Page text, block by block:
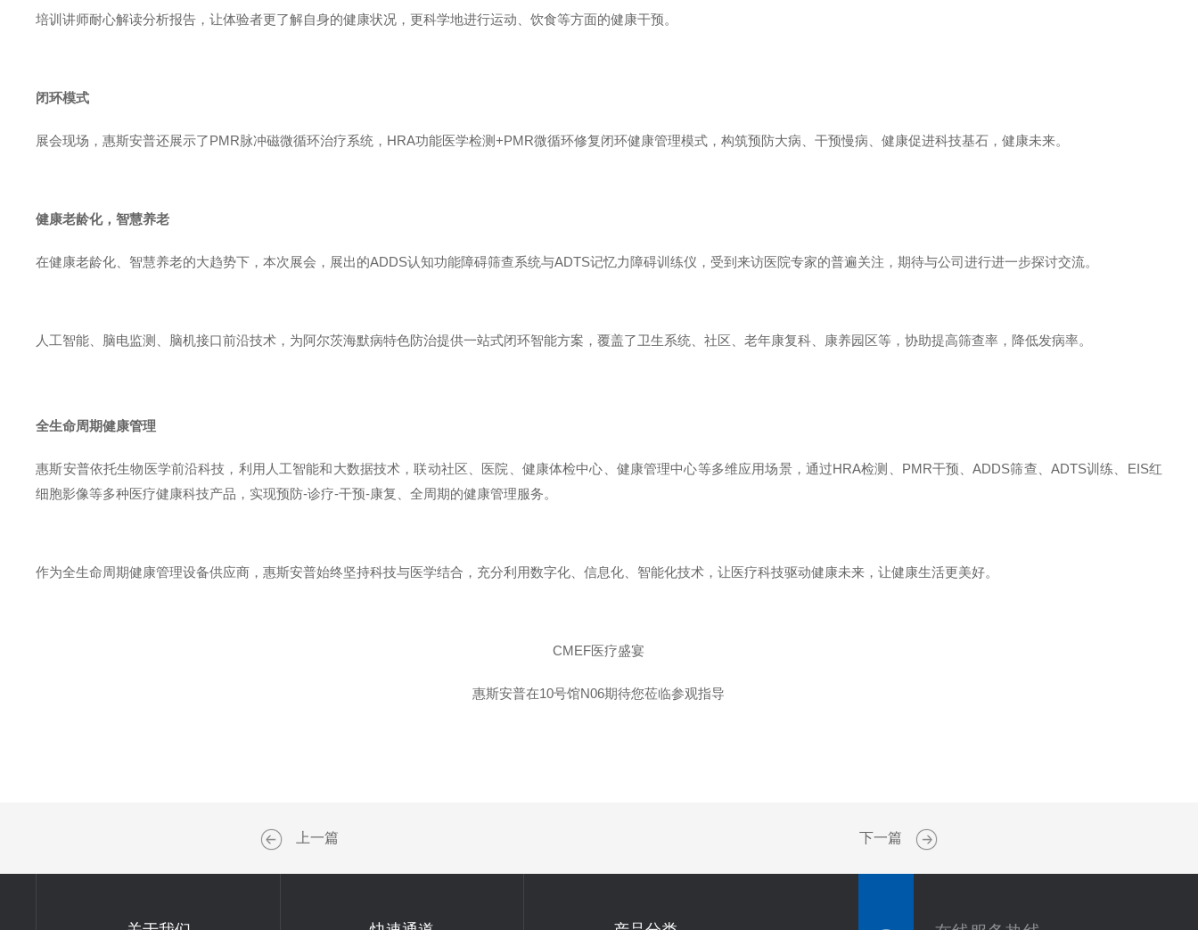
培训讲师耐心解读分析报告，让体验者更了解自身的健康状况，更科学地进行运动、饮食等方面的健康干预。
闭环模式
展会现场，惠斯安普还展示了PMR脉冲磁微循环治疗系统，HRA功能医学检测+PMR微循环修复闭环健康管理模式，构筑预防大病、干预慢病、健康促进科技基石，健康未来。
健康老龄化，智慧养老
在健康老龄化、智慧养老的大趋势下，本次展会，展出的ADDS认知功能障碍筛查系统与ADTS记忆力障碍训练仪，受到来访医院专家的普遍关注，期待与公司进行进一步探讨交流。
人工智能、脑电监测、脑机接口前沿技术，为阿尔茨海默病特色防治提供一站式闭环智能方案，覆盖了卫生系统、社区、老年康复科、康养园区等，协助提高筛查率，降低发病率。
全生命周期健康管理
惠斯安普依托生物医学前沿科技，利用人工智能和大数据技术，联动社区、医院、健康体检中心、健康管理中心等多维应用场景，通过HRA检测、PMR干预、ADDS筛查、ADTS训练、EIS红
细胞影像等多种医疗健康科技产品，实现预防-诊疗-干预-康复、全周期的健康管理服务。
作为全生命周期健康管理设备供应商，惠斯安普始终坚持科技与医学结合，充分利用数字化、信息化、智能化技术，让医疗科技驱动健康未来，让健康生活更美好。
CMEF医疗盛宴
惠斯安普在10号馆N06期待您莅临参观指导
上一篇 下一篇